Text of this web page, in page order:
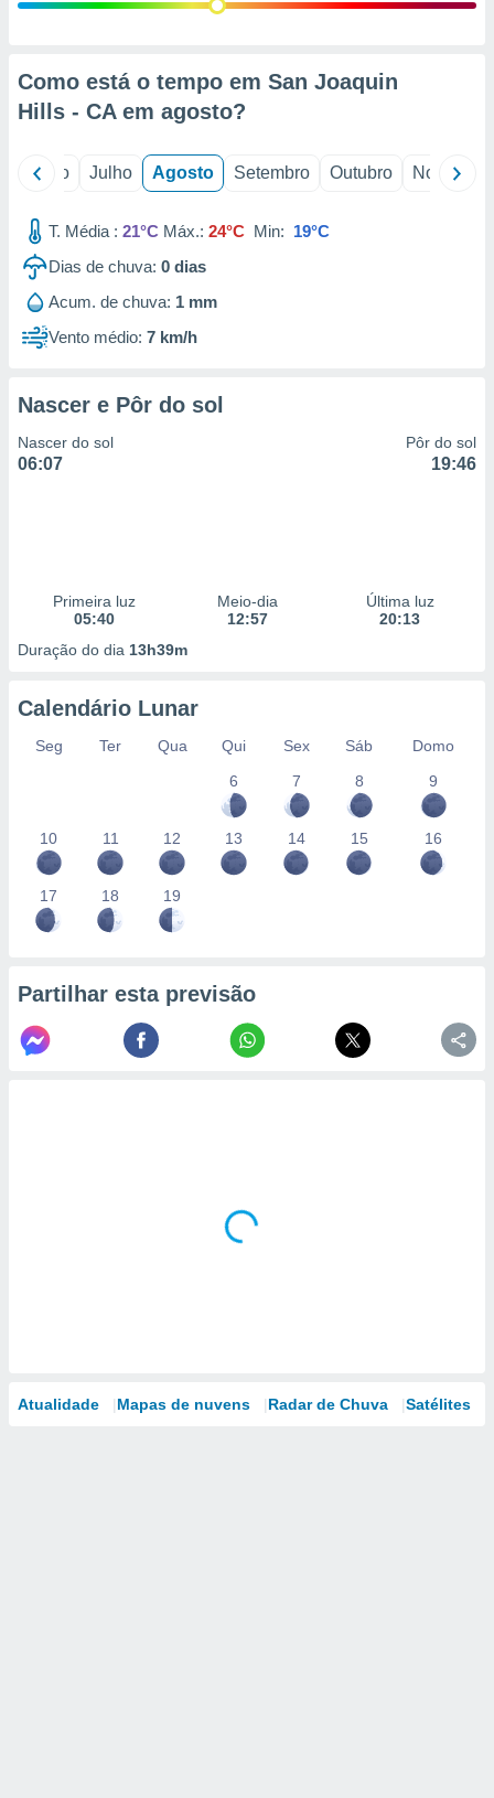
através
estudos
1199
Como está o tempo em San Joaquin
Hills - CA em agosto?
Junho Julho Agosto Setembro Outubro Novembro
T. Média : 21°C Máx.: 24°C Min: 19°C
Dias de chuva: 0 dias
Acum. de chuva: 1 mm
Vento médio: 7 km/h
Nascer e Pôr do sol
Nascer do sol
06:07
Pôr do sol
19:46
Primeira luz
05:40
Meio-dia
12:57
Última luz
20:13
Duração do dia 13h39m
Calendário Lunar
Seg Ter Qua Qui Sex Sáb
Domo
6
7 8 9
10 11 12 13 14 15 16
17 18 19
Partilhar esta previsão
Atualidade Mapas de nuvens Radar de Chuva Satélites